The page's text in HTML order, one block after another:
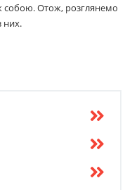
собою. Отож, розглянемо
них.